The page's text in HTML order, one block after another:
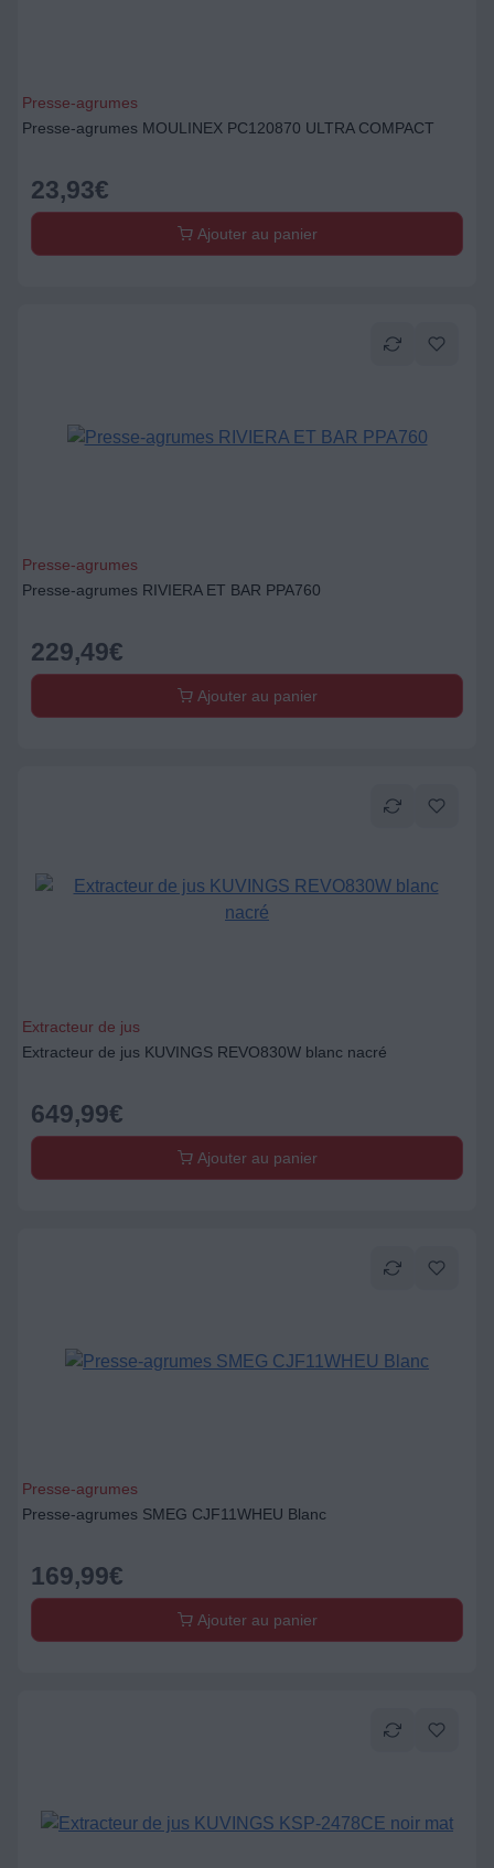
Presse-agrumes
Presse-agrumes MOULINEX PC120870 ULTRA COMPACT
23,93€
Ajouter au panier
Presse-agrumes
Presse-agrumes RIVIERA ET BAR PPA760
229,49€
Ajouter au panier
Extracteur de jus
Extracteur de jus KUVINGS REVO830W blanc nacré
649,99€
Ajouter au panier
Presse-agrumes
Presse-agrumes SMEG CJF11WHEU Blanc
169,99€
Ajouter au panier